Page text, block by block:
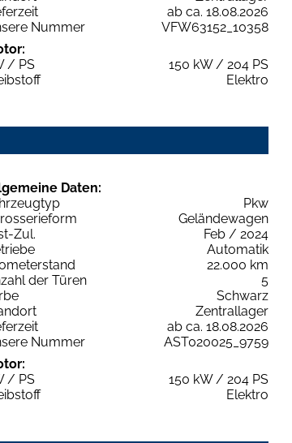
ab ca. 18.08.2026
Nummer
VFW63152_10358
/ PS
150 kW / 204 PS
Elektro
Daten:
Pkw
Geländewagen
Zul.
Feb / 2024
Automatik
22.000 km
der Türen
5
Schwarz
Zentrallager
ab ca. 18.08.2026
Nummer
AST020025_9759
/ PS
150 kW / 204 PS
Elektro